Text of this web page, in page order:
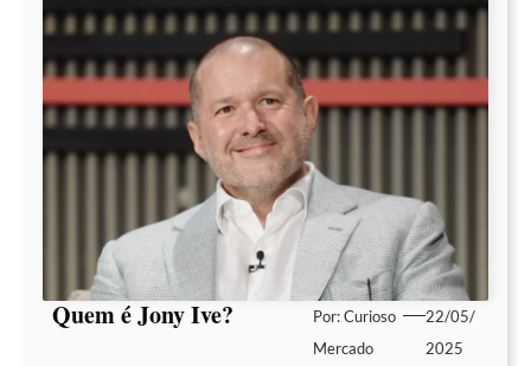
Quem é Jony Ive? Por:Curioso
Mercado
22/05/
2025